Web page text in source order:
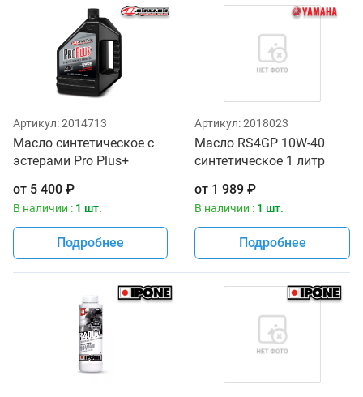
Артикул:2014713
Масло синтетическое с
эстерами Pro Plus+
от 5 400 ₽
В наличии : 1 шт.
Подробнее
Артикул:2018023
Масло RS4GP 10W-40
синтетическое 1 литр
от 1 989 ₽
В наличии : 1 шт.
Подробнее